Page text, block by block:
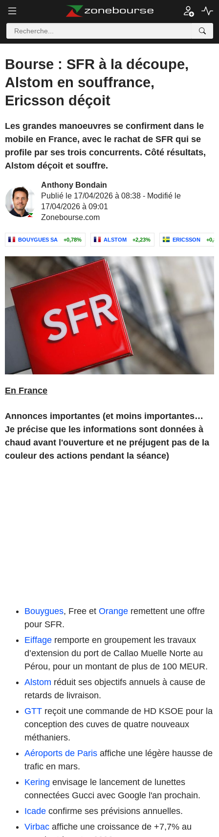
Bourse : SFR à la découpe,
Alstom en souffrance,
Ericsson déçoit
Les grandes manoeuvres se confirment dans le
mobile en France, avec le rachat de SFR qui se
profile par ses trois concurrents. Côté résultats,
Alstom déçoit et souffre.
Anthony Bondain
Publié le 17/04/2026 à 08:38 - Modifié le
17/04/2026 à 09:01
Zonebourse.com
BOUYGUES SA +0,78% ALSTOM +2,23% ERICSSON
En France
Annonces importantes (et moins importantes…
Je précise que les informations sont données à
chaud avant l'ouverture et ne préjugent pas de la
couleur des actions pendant la séance)
Bouygues, Free et Orange remettent une offre
pour SFR.
Eiffage remporte en groupement les travaux
d’extension du port de Callao Muelle Norte au
Pérou, pour un montant de plus de 100 MEUR.
Alstom réduit ses objectifs annuels à cause de
retards de livraison.
GTT reçoit une commande de HD KSOE pour la
conception des cuves de quatre nouveaux
méthaniers.
Aéroports de Paris affiche une légère hausse de
trafic en mars.
Kering envisage le lancement de lunettes
connectées Gucci avec Google l'an prochain.
Icade confirme ses prévisions annuelles.
Virbac affiche une croissance de +7,7% au